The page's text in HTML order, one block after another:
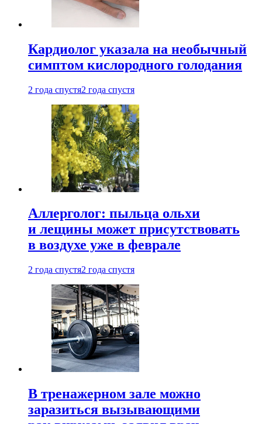
Кардиолог указала на необычный
симптом кислородного голодания
2 года спустя2 года спустя
Аллерголог: пыльца ольхи
и лещины может присутствовать
в воздухе уже в феврале
2 года спустя2 года спустя
В тренажерном зале можно
заразиться вызывающими